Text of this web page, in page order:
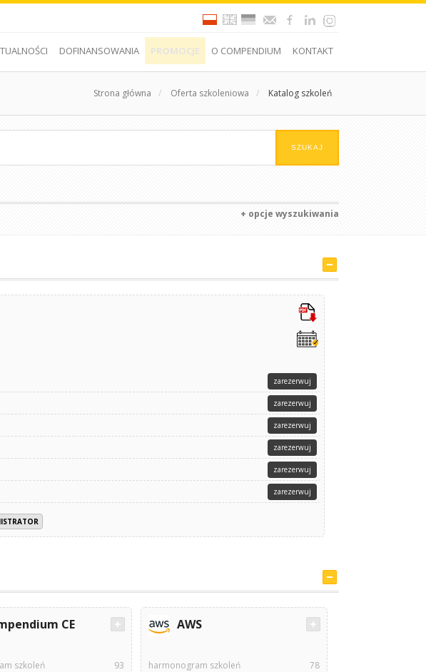
DOFINANSOWANIA PROMOCJE O COMPENDIUM KONTAKT
Strona główna / Oferta szkoleniowa / Katalog szkoleń
+ opcje wyszukiwania
zarezerwuj
zarezerwuj
zarezerwuj
zarezerwuj
zarezerwuj
zarezerwuj
CE
szkoleń 93
AWS
harmonogram szkoleń 78